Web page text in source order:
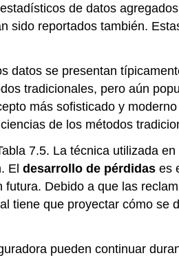
de datos
sido reportados también.
datos se presentan
tradicionales, pero aún
más sofisticado y
de los métodos
7.5. La técnica utilizada
El desarrollo de pérdidas es
Debido a que las
tiene que proyectar cómo se
pueden continuar